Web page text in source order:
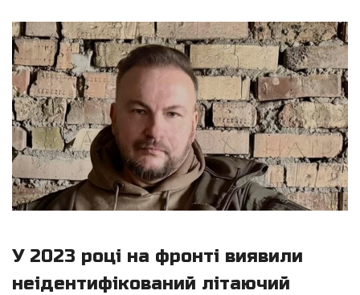
У 2023 році на фронті виявили
неідентифікований літаючий